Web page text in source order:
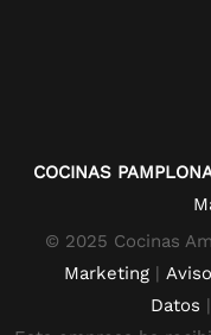
COCINAS
© 2025 Cocinas
Marketing|
Datos